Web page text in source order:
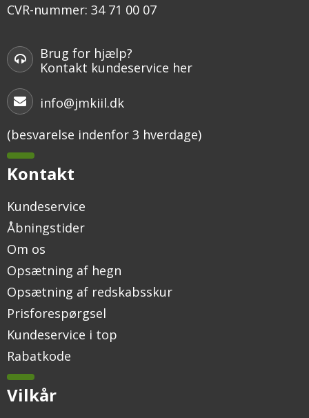
CVR-nummer: 34 71 00 07
Brug for hjælp?
Kontakt kundeservice her
info@jmkiil.dk
(besvarelse indenfor 3 hverdage)
Kontakt
Kundeservice
Åbningstider
Om os
Opsætning af hegn
Opsætning af redskabsskur
Prisforespørgsel
Kundeservice i top
Rabatkode
Vilkår